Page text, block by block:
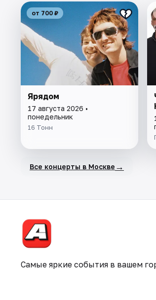
от 700 ₽
Ярядом
17 августа 2026 •
понедельник
16 Тонн
Все концерты в Москве →
Самые яркие события в вашем